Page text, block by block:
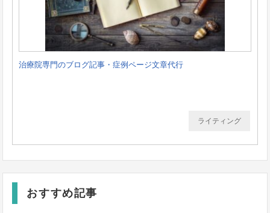
治療院専門のブログ記事・症例ページ文章代行
ライティング
おすすめ記事